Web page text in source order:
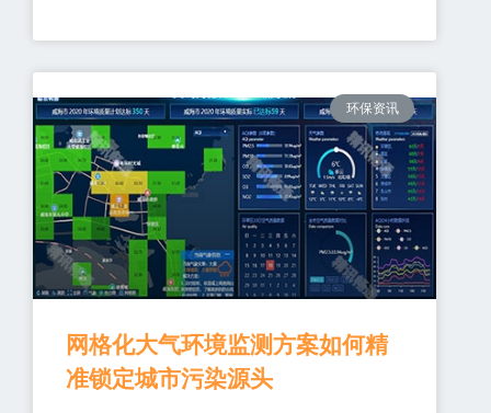
环保资讯
网格化大气环境监测方案如何精
准锁定城市污染源头